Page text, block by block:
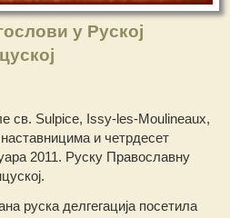
у Руској
св. Sulpice, Issy-les-Moulineaux,
и четрдесет
2011. Руску Православну
руска делгегација посетила